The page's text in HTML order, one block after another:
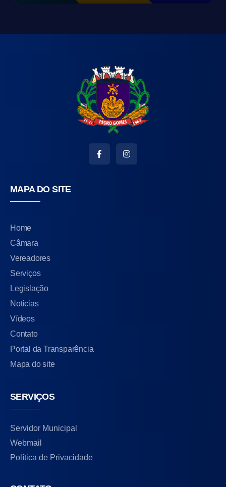
MAPA DO SITE
Home
Câmara
Vereadores
Serviços
Legislação
Notícias
Vídeos
Contato
Portal da Transparência
Mapa do site
SERVIÇOS
Servidor Municipal
Webmail
Política de Privacidade